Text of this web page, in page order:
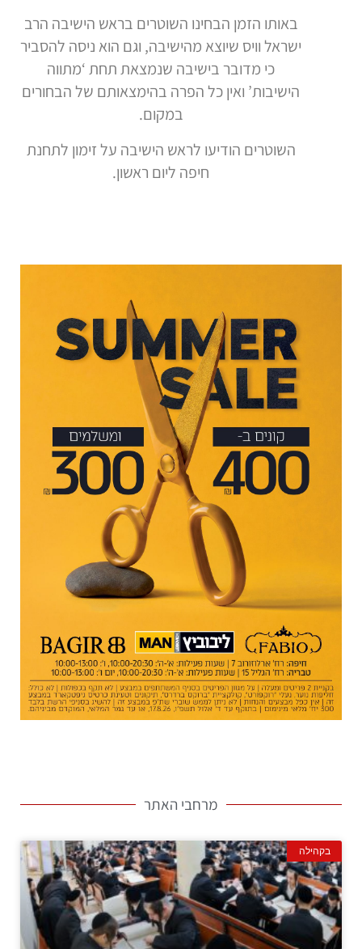
באותו הזמן הבחינו השוטרים בראש הישיבה הרב
ישראל וויס שיוצא מהישיבה, וגם הוא ניסה להסביר
כי מדובר בישיבה שנמצאת תחת ‘מתווה
הישיבות’ ואין כל הפרה בהימצאותם של הבחורים
במקום.
השוטרים הודיעו לראש הישיבה על זימון לתחנת
חיפה ליום ראשון.
מרחבי האתר
בקהילה